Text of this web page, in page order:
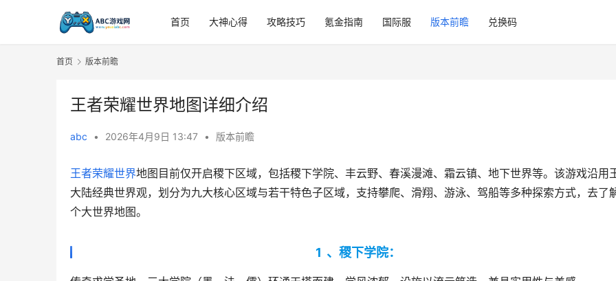
首页 大神心得 攻略技巧 氪金指南 国际服 版本前瞻 兑换码
首页 版本前瞻
王者荣耀世界地图详细介绍
abc • 2026年4月9日 13:47 • 版本前瞻
王者荣耀世界地图目前仅开启稷下区域，包括稷下学院、丰云野、春溪漫滩、霜云镇、地下世界等。该游戏沿用
大陆经典世界观，划分为九大核心区域与若干特色子区域，支持攀爬、滑翔、游泳、驾船等多种探索方式，去了
个大世界地图。
1 、稷下学院：